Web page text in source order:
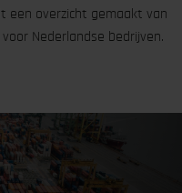
een overzicht gemaakt van
Nederlandse bedrijven.